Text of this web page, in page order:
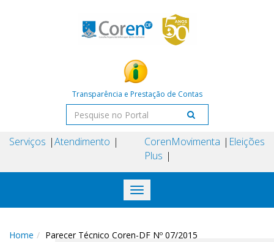
Transparência e Prestação de Contas
Serviços Atendimento
Coren
Plus
Movimenta Eleições
Toggle
navigation
Home Parecer Técnico Coren-DF Nº 07/2015